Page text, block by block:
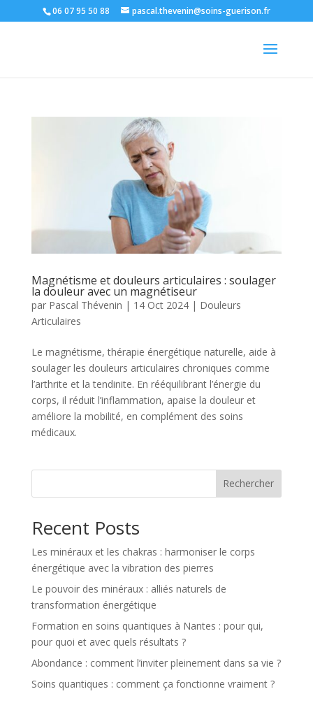
06 07 95 50 88 pascal.thevenin@soins-guerison.fr
Magnétisme et douleurs articulaires : soulager
la douleur avec un magnétiseur
par Pascal Thévenin | 14 Oct 2024| Douleurs
Articulaires
Le magnétisme, thérapie énergétique naturelle, aide à
soulager les douleurs articulaires chroniques comme
l’arthrite et la tendinite. En rééquilibrant l’énergie du
corps, il réduit l’inflammation, apaise la douleur et
améliore la mobilité, en complément des soins
médicaux.
Rechercher
Recent Posts
Les minéraux et les chakras : harmoniser le corps
énergétique avec la vibration des pierres
Le pouvoir des minéraux : alliés naturels de
transformation énergétique
Formation en soins quantiques à Nantes : pour qui,
pour quoi et avec quels résultats ?
Abondance : comment l’inviter pleinement dans sa vie ?
Soins quantiques : comment ça fonctionne vraiment ?